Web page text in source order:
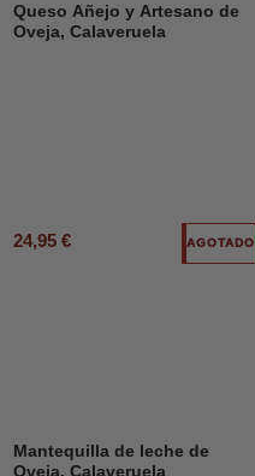
Queso Añejo y Artesano de
Oveja, Calaveruela
24,95 € AGOTADO
Mantequilla de leche de
Oveja, Calaveruela